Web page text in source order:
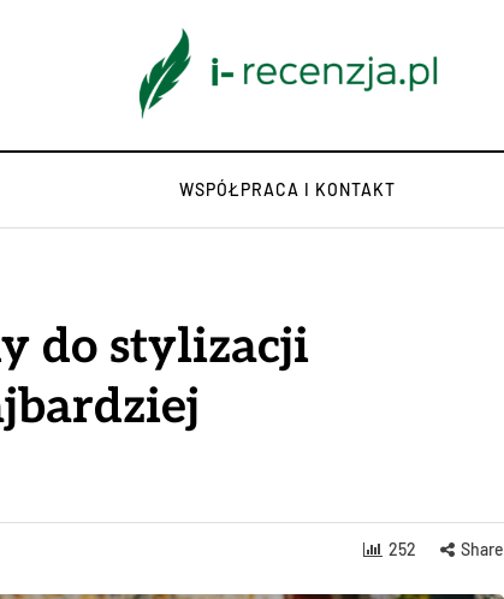
WSPÓŁPRACA I KONTAKT
do stylizacji
252 Share